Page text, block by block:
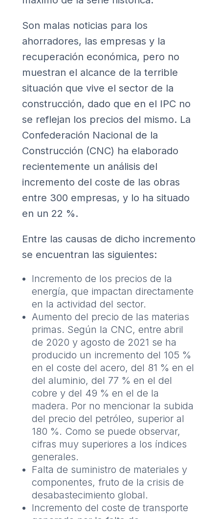
Son malas noticias para los
ahorradores, las empresas y la
recuperación económica, pero no
muestran el alcance de la terrible
situación que vive el sector de la
construcción, dado que en el IPC no
se reflejan los precios del mismo. La
Confederación Nacional de la
Construcción (CNC) ha elaborado
recientemente un análisis del
incremento del coste de las obras
entre 300 empresas, y lo ha situado
en un 22 %.
Entre las causas de dicho incremento
se encuentran las siguientes:
Incremento de los precios de la
energía, que impactan directamente
en la actividad del sector.
Aumento del precio de las materias
primas. Según la CNC, entre abril
de 2020 y agosto de 2021 se ha
producido un incremento del 105 %
en el coste del acero, del 81 % en el
del aluminio, del 77 % en el del
cobre y del 49 % en el de la
madera. Por no mencionar la subida
del precio del petróleo, superior al
180 %. Como se puede observar,
cifras muy superiores a los índices
generales.
Falta de suministro de materiales y
componentes, fruto de la crisis de
desabastecimiento global.
Incremento del coste de transporte